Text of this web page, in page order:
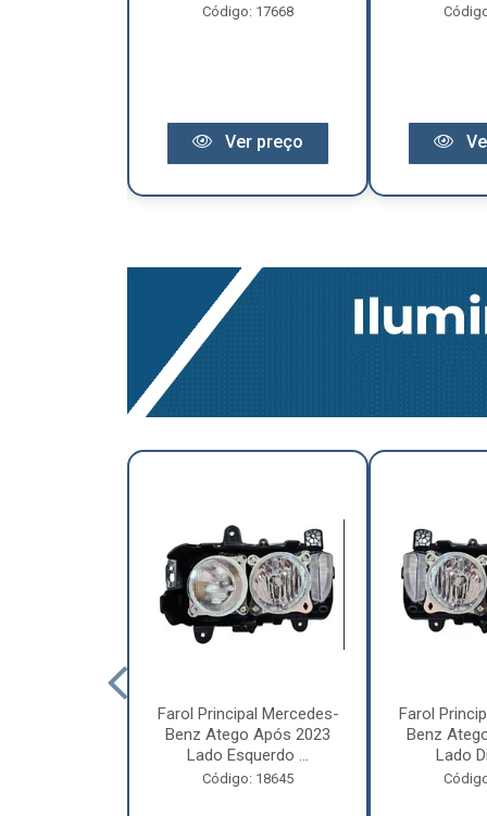
Código: 17668
Ver preço
Farol Principal Mercedes-
Benz Atego Após 2023
Lado Esquerdo ...
Código: 18645
Farol
Benz
Lado